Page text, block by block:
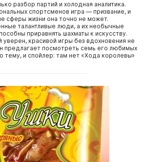
разбор партий и холодная аналитика.
спортсменов игра — призвание, и
сферы жизни она точно не может.
талантливые люди, а их необычные
приравнять шахматы к искусству.
уверен, красивой игры без вдохновения не
предлагает посмотреть семь его любимых
тему, и спойлер: там нет «Хода королевы»